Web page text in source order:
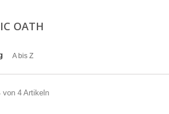
OATH
A bis Z
von 4 Artikeln